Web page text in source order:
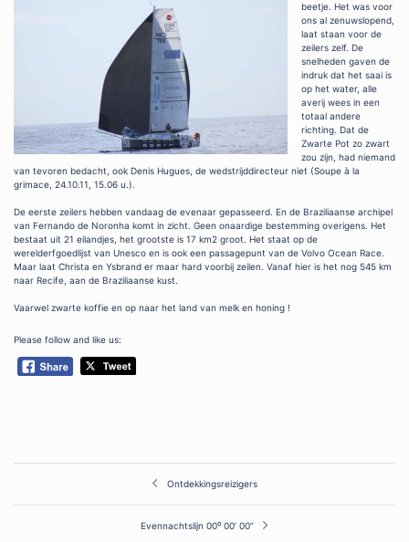
beetje. Het was voor
ons al zenuwslopend,
laat staan voor de
zeilers zelf. De
snelheden gaven de
indruk dat het saai is
op het water, alle
averij wees in een
totaal andere
richting. Dat de
Zwarte Pot zo zwart
zou zijn, had niemand
van tevoren bedacht, ook Denis Hugues, de wedstrijddirecteur niet (Soupe à la
grimace, 24.10.11, 15.06 u.).
De eerste zeilers hebben vandaag de evenaar gepasseerd. En de Braziliaanse archipel
van Fernando de Noronha komt in zicht. Geen onaardige bestemming overigens. Het
bestaat uit 21 eilandjes, het grootste is 17 km2 groot. Het staat op de
werelderfgoedlijst van Unesco en is ook een passagepunt van de Volvo Ocean Race.
Maar laat Christa en Ysbrand er maar hard voorbij zeilen. Vanaf hier is het nog 545 km
naar Recife, aan de Braziliaanse kust.
Vaarwel zwarte koffie en op naar het land van melk en honing !
Please follow and like us:
navigation
Ontdekkingsreizigers
Evennachtslijn 00⁰ 00’ 00’’